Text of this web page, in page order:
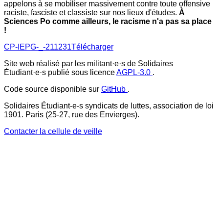
appelons à se mobiliser massivement contre toute offensive
raciste, fasciste et classiste sur nos lieux d'études. À
Sciences Po comme ailleurs, le racisme n'a pas sa place
!
CP-IEPG-_-211231Télécharger
Site web réalisé par les militant·e·s de Solidaires
Étudiant·e·s publié sous licenceAGPL-3.0 .
Code source disponible sur GitHub .
Solidaires Étudiant-e-s syndicats de luttes, association de loi
1901. Paris (25-27, rue des Envierges).
Contacter la cellule de veille